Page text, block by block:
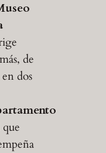
de
dos